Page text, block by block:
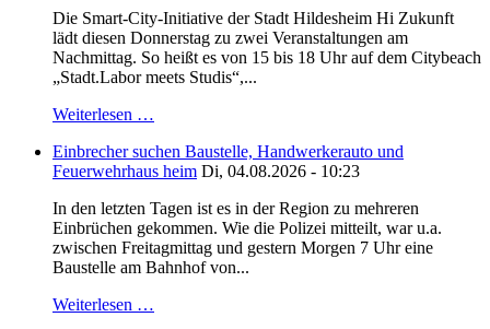
Die Smart-City-Initiative der Stadt Hildesheim Hi Zukunft
lädt diesen Donnerstag zu zwei Veranstaltungen am
Nachmittag. So heißt es von 15 bis 18 Uhr auf dem Citybeach
„Stadt.Labor meets Studis“,...
Weiterlesen …
Einbrecher suchen Baustelle, Handwerkerauto und
Feuerwehrhaus heim Di, 04.08.2026 - 10:23
In den letzten Tagen ist es in der Region zu mehreren
Einbrüchen gekommen. Wie die Polizei mitteilt, war u.a.
zwischen Freitagmittag und gestern Morgen 7 Uhr eine
Baustelle am Bahnhof von...
Weiterlesen …